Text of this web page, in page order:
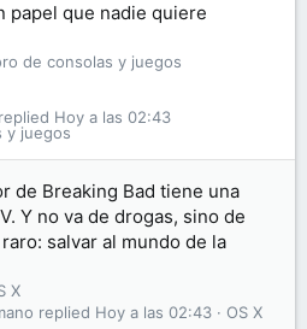
papel que nadie quiere
de consolas y juegos
y juegos
Hoy a las 02:43
de Breaking Bad tiene una
Y no va de drogas, sino de
salvar al mundo de la
X
OS X
Hoy a las 02:43